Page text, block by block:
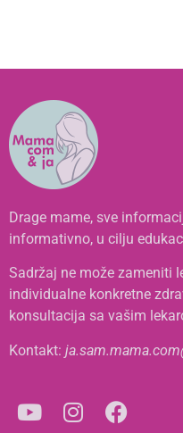
Drage mame, sve
informativno, u cilju
Sadržaj ne može zameniti
individualne konkretne
konsultacija sa vašim
Kontakt: